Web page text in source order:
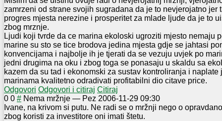
zamrzeni od strane svojih sugradana da je to nevjerojatno jer
progres mjesta nerezine i prosperitet za mlade ljude da je to
zbog mrznje.
Ljudi koji tvrde da ce marina ekoloski ugroziti mjesto nemaju
marine su sto se tice brodova jedina mjesta gdje se jahtasi
konvencijama i najbolje ih je tjerati da se vezuju uvjek po
jedni drugima na oku i zbog toga se ponasaju u skaldu sa
kazem da su tad i ekonomski za sustav kontroliranja i naplate
marinama kvalitetno odradivati profitabilni dio citave price.
Odgovori Odgovori i citiraj Citiraj
0 0 # Nema mržnje — Pez 2006-11-29 09:30
Ivane, na krivom si putu. Ne radi se o mržnji nego o
zbog koristi za investitore oni imati štetu.